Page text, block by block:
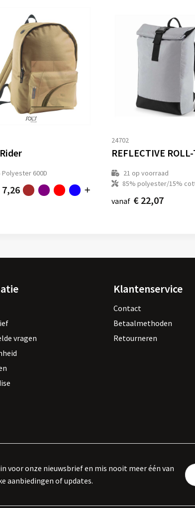
Polyester 600D
7,26
24702
21 op voorraad
85% polyester/15%
vanaf € 22,07
vragen
Klantenservice
Contact
Betaalmethoden
Retourneren
voor onze nieuwsbrief en mis nooit meer één van
aanbiedingen of updates.